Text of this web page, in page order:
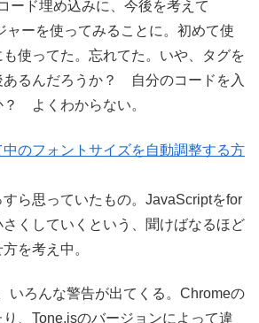
ード埋め込みに、今後を考えて
ャーを使ってみることに。初めて使
使ってた。忘れてた。いや、タグを
あるんだろうか？ 自分のコードを入
よくわからない。
のフォントサイズを自動調整する方
ら思っていたもの。JavaScriptをfor
くしていくという、聞けばなるほど
を考え中。
いろんな警告が出てくる。Chromeの
、Tone.jsのバージョンによって違